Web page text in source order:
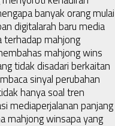
banyak orang mulai
digitalarah baru media
mahjong
mahjong wins
tidak disadari berkaitan
sinyal perubahan
hanya soal tren
mediaperjalanan panjang
mahjong winsapa yang